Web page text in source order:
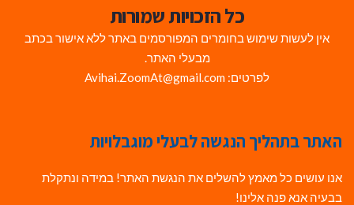
כל הזכויות שמורות
אין לעשות שימוש בחומרים המפורסמים באתר ללא אישור בכתב
מבעלי האתר.
לפרטים: Avihai.ZoomAt@gmail.com
האתר בתהליך הנגשה לבעלי מוגבלויות
אנו עושים כל מאמץ להשלים את הנגשת האתר! במידה ונתקלת
בבעיה אנא פנה אלינו!